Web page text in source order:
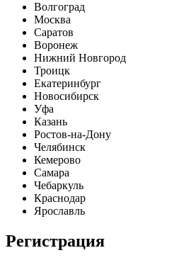
Волгоград
Москва
Саратов
Воронеж
Нижний Новгород
Троицк
Екатеринбург
Новосибирск
Уфа
Казань
Ростов-на-Дону
Челябинск
Кемерово
Самара
Чебаркуль
Краснодар
Ярославль
Регистрация